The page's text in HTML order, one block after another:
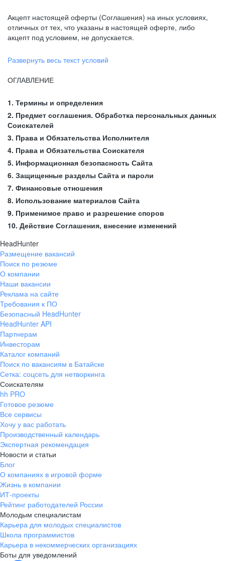
Акцепт настоящей оферты (Соглашения) на иных условиях,
отличных от тех, что указаны в настоящей оферте, либо
акцепт под условием, не допускается.
Развернуть весь текст условий
ОГЛАВЛЕНИЕ
1. Термины и определения
2. Предмет соглашения. Обработка персональных данных
Соискателей
3. Права и Обязательства Исполнителя
4. Права и Обязательства Соискателя
5. Информационная безопасность Сайта
6. Защищенные разделы Сайта и пароли
7. Финансовые отношения
8. Использование материалов Сайта
9. Применимое право и разрешение споров
10. Действие Соглашения, внесение изменений
HeadHunter
Размещение вакансий
Поиск по резюме
О компании
Наши вакансии
Реклама на сайте
Требования к ПО
Безопасный HeadHunter
HeadHunter API
Партнерам
Инвесторам
Каталог компаний
Поиск по вакансиям в Батайске
Сетка: соцсеть для нетворкинга
Соискателям
hh PRO
Готовое резюме
Все сервисы
Хочу у вас работать
Производственный календарь
Экспертная рекомендация
Новости и статьи
Блог
О компаниях в игровой форме
Жизнь в компании
ИТ-проекты
Рейтинг работодателей России
Молодым специалистам
Карьера для молодых специалистов
Школа программистов
Карьера в некоммерческих организациях
Боты для уведомлений